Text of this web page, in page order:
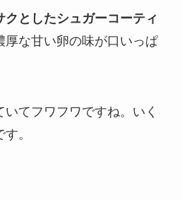
としたシュガーコーティ
厚な甘い卵の味が口いっぱ
てフワフワですね。いく
。